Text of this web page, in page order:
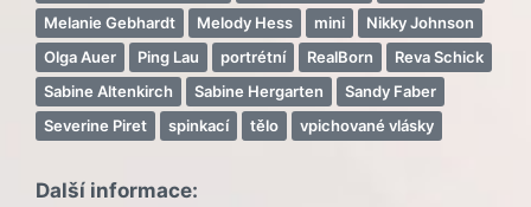
Melanie Gebhardt
Melody Hess mini
Nikky Johnson
Olga Auer
Ping Lau portrétní RealBorn
Reva Schick
Sabine Altenkirch
Sabine Hergarten
Sandy Faber
Severine Piret
spinkací tělo vpichované vlásky
Další informace: